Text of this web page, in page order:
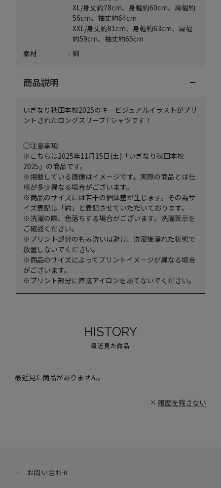
XL/身丈約78cm、身幅約60cm、肩幅約
56cm、袖丈約64cm
XXL/身丈約81cm、身幅約63cm、肩幅
約59cm、袖丈約65cm
素材
綿
商品説明
いぎなり秋田本校2025のキービジュアルイラストがプリ
ントされたロングスリーブTシャツです！
◯注意事項
※こちらは2025年11月15日(土)「いぎなり秋田本校
2025」の商品です。
※掲載している画像はイメージです。実際の商品とは仕
様が多少異なる場合がございます。
※商品のサイズには若干の個体差が生じます。その為サ
イズ表記は「約」と表記させていただいております。
※洗濯の際、色落ちする場合がございます。洗濯表示を
ご確認ください。
※プリント部分のもみ洗いは避け、洗濯後濡れた状態で
放置しないでください。
※商品のサイズによってプリントイメージが異なる場合
がございます。
※プリント部分に直接アイロンをあてないでください。
HISTORY
最近見た商品
最近見た商品がありません。
履歴を残さない
お問い合わせ